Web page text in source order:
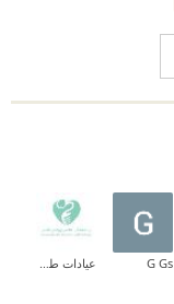
G Gs عيادات طمأنينة